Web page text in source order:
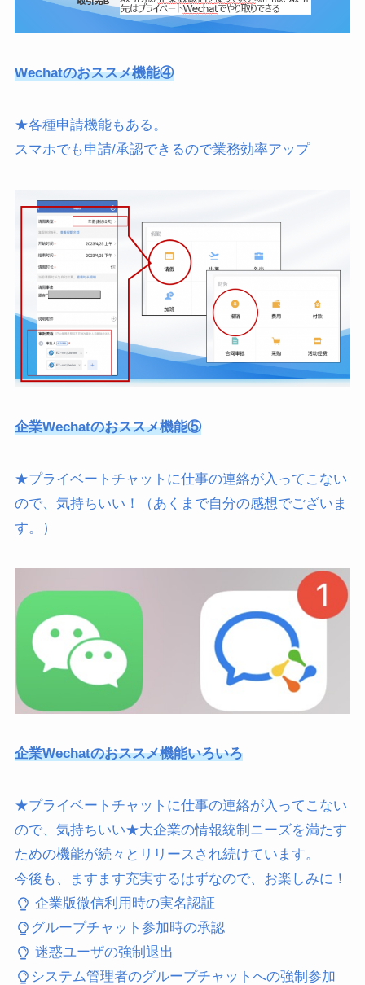
Wechatのおススメ機能④
★各種申請機能もある。
スマホでも申請/承認できるので業務効率アップ
企業Wechatのおススメ機能⑤
★プライベートチャットに仕事の連絡が入ってこない
ので、気持ちいい ！
（あくまで自分の感想でございま
す。）
企業Wechatのおススメ機能いろいろ
★プライベートチャットに仕事の連絡が入ってこない
ので、気持ちいい★⼤企業の情報統制ニーズを満たす
ための機能が続々とリリースされ続けています。
今後も、ますます充実するはずなので、お楽しみに！
企業版微信利⽤時の実名認証
グループチャット参加時の承認
迷惑ユーザの強制退出
システム管理者のグループチャットへの強制参加